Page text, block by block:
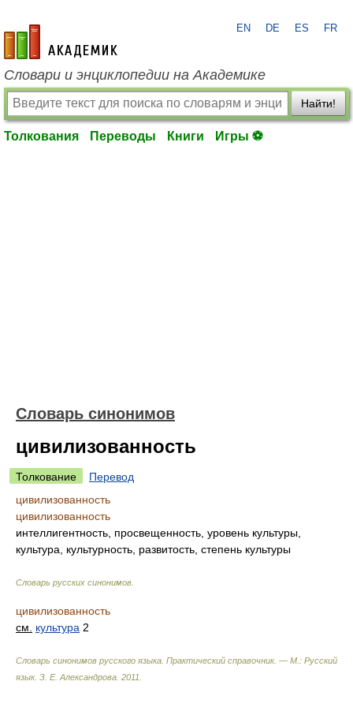
academic.ru
EN DE ES FR
Словари и энциклопедии на Академике
Найти!
Толкования Переводы Книги Игры ⚽
Словарь синонимов
цивилизованность
Толкование
Перевод
цивилизованность
цивилизованность
интеллигентность, просвещенность, уровень культуры,
культура, культурность, развитость, степень культуры
Словарь русских синонимов
цивилизованность
см.
культура 2
Словарь синонимов русского языка. Практический справочник. — М.: Русский
язык. З. Е. Александрова 2011